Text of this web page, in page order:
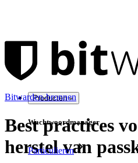
Producten
Wachtwoordmanager
Particulieren
Bitwarden-bronnen
Best practices
herstel van